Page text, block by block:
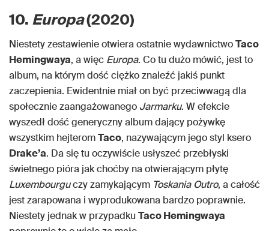
10. Europa(2020)
Niestety zestawienie otwiera ostatnie wydawnictwoTaco
Hemingwaya, a więc Europa. Co tu dużo mówić, jest to
album, na którym dość ciężko znaleźć jakiś punkt
zaczepienia. Ewidentnie miał on być przeciwwagą dla
społecznie zaangażowanego Jarmarku. W efekcie
wyszedł dość generyczny album dający pożywkę
wszystkim hejteromTaco, nazywającym jego styl ksero
Drake’a. Da się tu oczywiście usłyszeć przebłyski
świetnego pióra jak choćby na otwierającym płytę
Luxembourguczy zamykającym Toskania Outro, a całość
jest zarapowana i wyprodukowana bardzo poprawnie.
Niestety jednak w przypadku Taco Hemingwaya